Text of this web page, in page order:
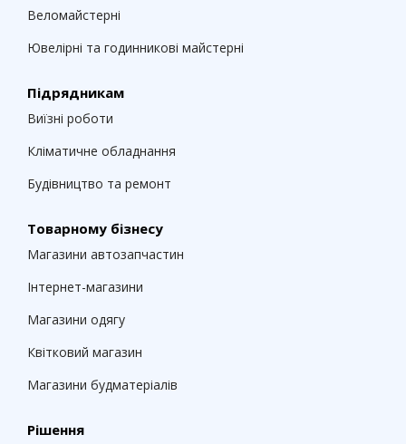
Веломайстерні
Ювелірні та годинникові майстерні
Підрядникам
Виїзні роботи
Кліматичне обладнання
Будівництво та ремонт
Товарному бізнесу
Магазини автозапчастин
Інтернет-магазини
Магазини одягу
Квітковий магазин
Магазини будматеріалів
Рішення